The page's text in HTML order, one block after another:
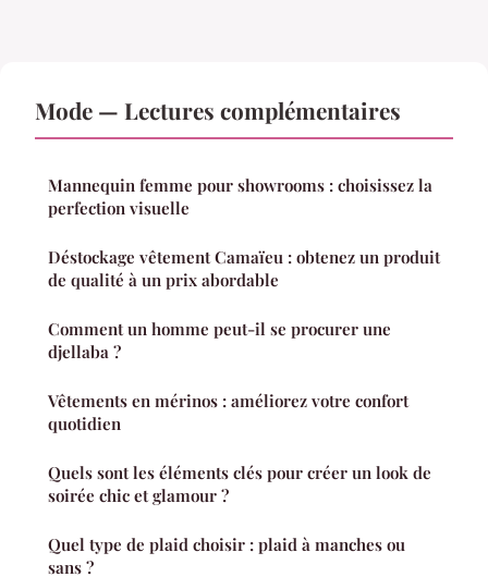
Mode — Lectures complémentaires
Mannequin femme pour showrooms : choisissez la
perfection visuelle
Déstockage vêtement Camaïeu : obtenez un produit
de qualité à un prix abordable
Comment un homme peut-il se procurer une
djellaba ?
Vêtements en mérinos : améliorez votre confort
quotidien
Quels sont les éléments clés pour créer un look de
soirée chic et glamour ?
Quel type de plaid choisir : plaid à manches ou
sans ?